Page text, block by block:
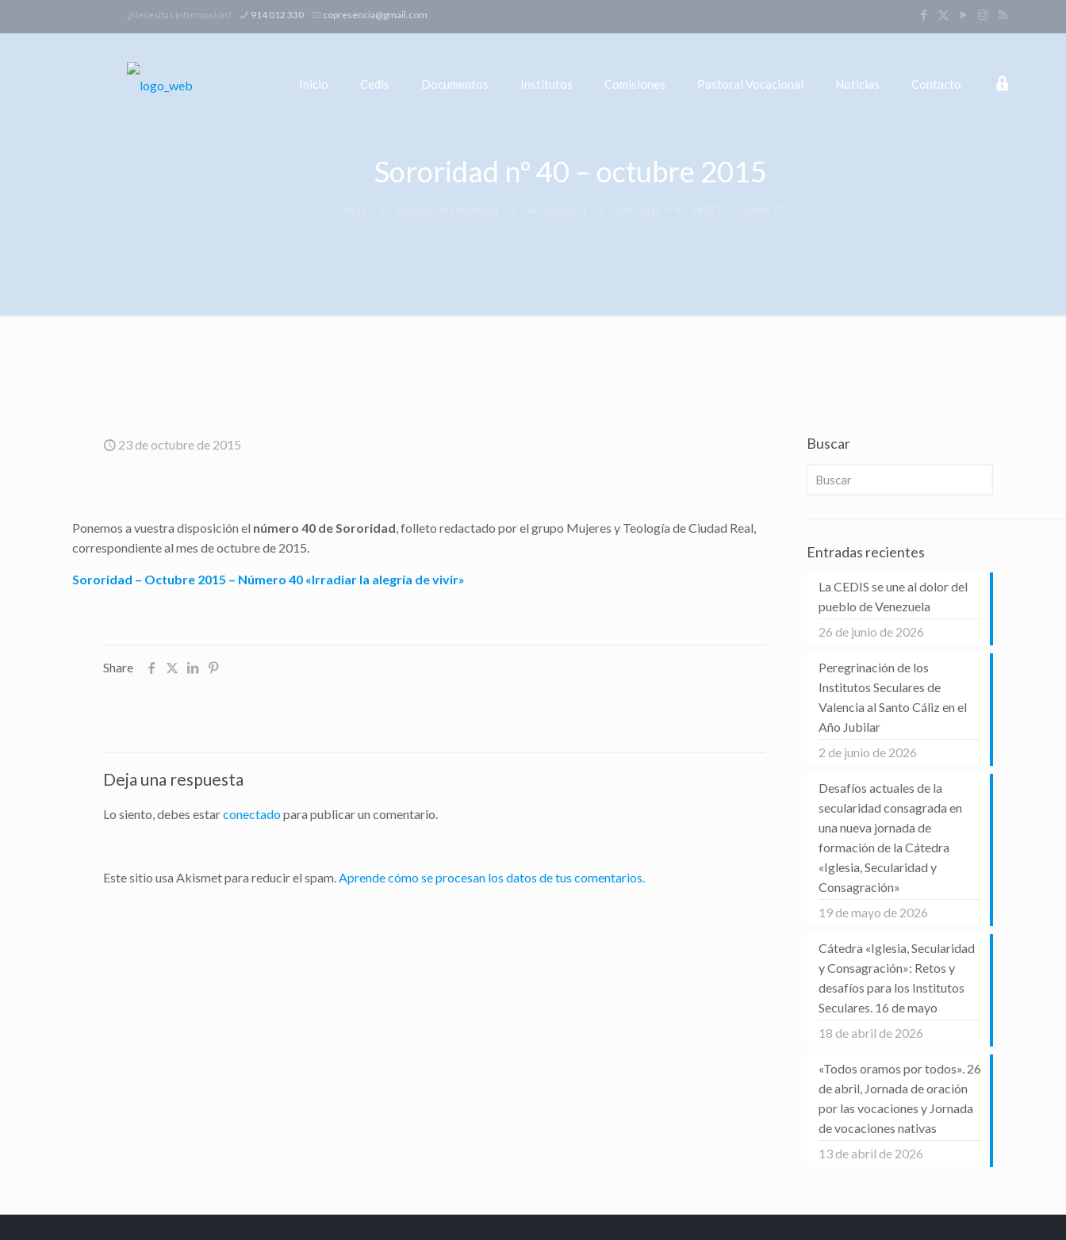
¿Necesitas información? 914 012 330 copresencia@gmail.com
Inicio Cedis Documentos Institutos Comisiones Pastoral Vocacional Noticias Contacto
Sororidad nº 40 – octubre 2015
23 de octubre de 2015
Ponemos a vuestra disposición el número 40 de Sororidad , folleto redactado por el grupo Mujeres y Teología de Ciudad Real,
correspondiente al mes de octubre de 2015.
Sororidad – Octubre 2015 – Número 40 «Irradiar la alegría de vivir»
Share
Deja una respuesta
Lo siento, debes estarconectadopara publicar un comentario.
Este sitio usa Akismet para reducir el spam. Aprende cómo se procesan los datos de tus comentarios.
Buscar
Entradas recientes
La CEDIS se une al dolor del
pueblo de Venezuela
26 de junio de 2026
Peregrinación de los
Institutos Seculares de
Valencia al Santo Cáliz en el
Año Jubilar
2 de junio de 2026
Desafíos actuales de la
secularidad consagrada en
una nueva jornada de
formación de la Cátedra
«Iglesia, Secularidad y
Consagración»
19 de mayo de 2026
Cátedra «Iglesia, Secularidad
y Consagración»: Retos y
desafíos para los Institutos
Seculares. 16 de mayo
18 de abril de 2026
«Todos oramos por todos». 26
de abril, Jornada de oración
por las vocaciones y Jornada
de vocaciones nativas
13 de abril de 2026